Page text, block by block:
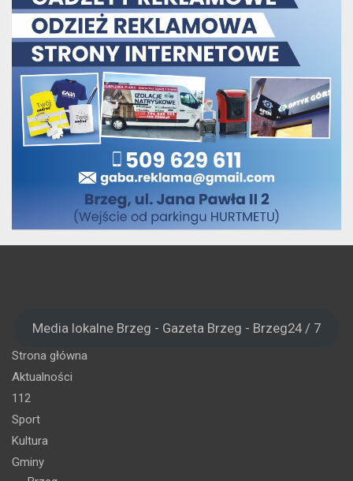
Media lokalne Brzeg - Gazeta Brzeg - Brzeg24 / 7
Strona główna
Aktualności
112
Sport
Kultura
Gminy